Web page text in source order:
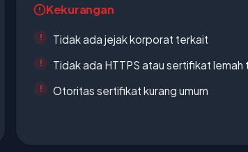
Kekurangan
Tidak ada jejak korporat terkait
Tidak ada HTTPS atau sertifikat
Otoritas sertifikat kurang umum